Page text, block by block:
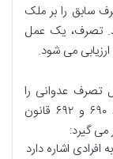
سابق را بر ملک
تصرف، یک عمل
می شود.
تصرف عدوانی را
جرم انگاری کرده اند. این جرم عمدتاً در مواد ۶۹۰ و ۶۹۲ قانون
گیرد:
افرادی اشاره دارد